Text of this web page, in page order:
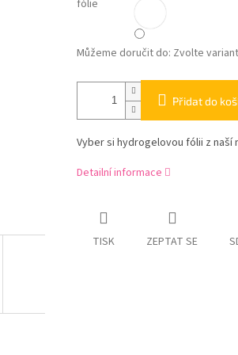
fólie
Můžeme doručit do: Zvolte
Přidat do
Vyber si hydrogelovou fólii z naší
Detailní informace
TISK ZEPTAT SE